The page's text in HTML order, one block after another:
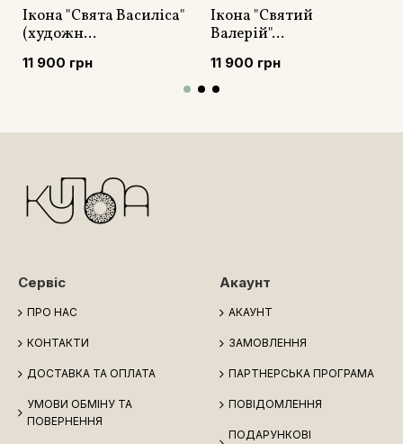
Ікона "Свята Василіса"
(художн...
11 900 грн
Ікона "Святий
Валерій"...
11 900 грн
Сервіс
ПРО НАС
КОНТАКТИ
ДОСТАВКА ТА ОПЛАТА
УМОВИ ОБМІНУ ТА
ПОВЕРНЕННЯ
Акаунт
АКАУНТ
ЗАМОВЛЕННЯ
ПАРТНЕРСЬКА ПРОГРАМА
ПОВІДОМЛЕННЯ
ПОДАРУНКОВІ